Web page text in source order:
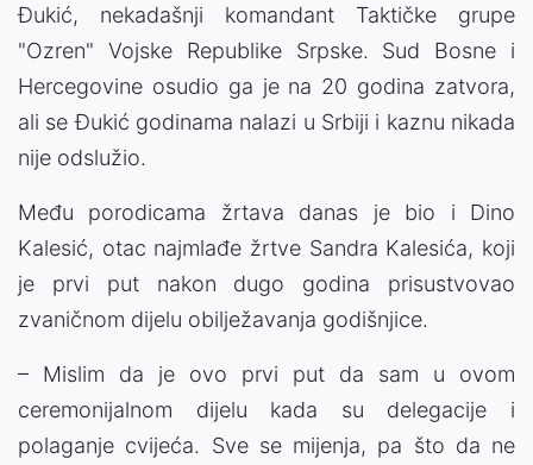
Đukić, nekadašnji komandant Taktičke grupe
"Ozren" Vojske Republike Srpske. Sud Bosne i
Hercegovine osudio ga je na 20 godina zatvora,
ali se Đukić godinama nalazi u Srbiji i kaznu nikada
nije odslužio.
Među porodicama žrtava danas je bio i Dino
Kalesić, otac najmlađe žrtve Sandra Kalesića, koji
je prvi put nakon dugo godina prisustvovao
zvaničnom dijelu obilježavanja godišnjice.
– Mislim da je ovo prvi put da sam u ovom
ceremonijalnom dijelu kada su delegacije i
polaganje cvijeća. Sve se mijenja, pa što da ne